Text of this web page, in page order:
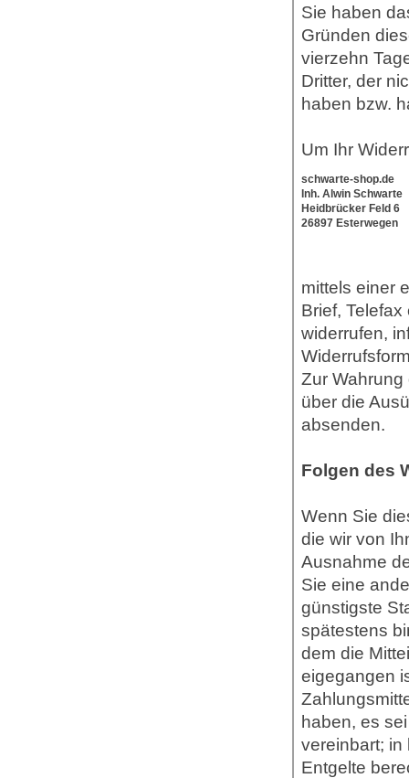
Sie haben
Gründen
vierzehn
Dritter, der
haben bzw.
Um Ihr
schwarte-shop.de
Inh. Alwin Schwarte
Heidbrücker Feld 6
26897 Esterwegen
mittels einer
Brief,
widerrufen,
Zur Wahrung
über die
absenden.
Folgen des
Wenn Sie
die wir von
Ausnahme
Sie eine
günstigste
spätestens
dem die
eigegangen
haben, es
vereinbart;
Entgelte